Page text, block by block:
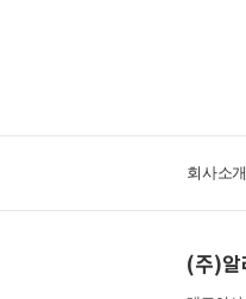
회사소개
(주)알